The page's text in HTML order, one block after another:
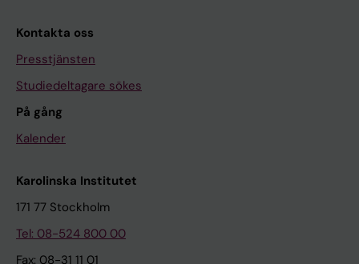
Kontakta oss
Presstjänsten
Studiedeltagare sökes
På gång
Kalender
Karolinska Institutet
171 77 Stockholm
Tel: 08-524 800 00
Fax: 08-31 11 01